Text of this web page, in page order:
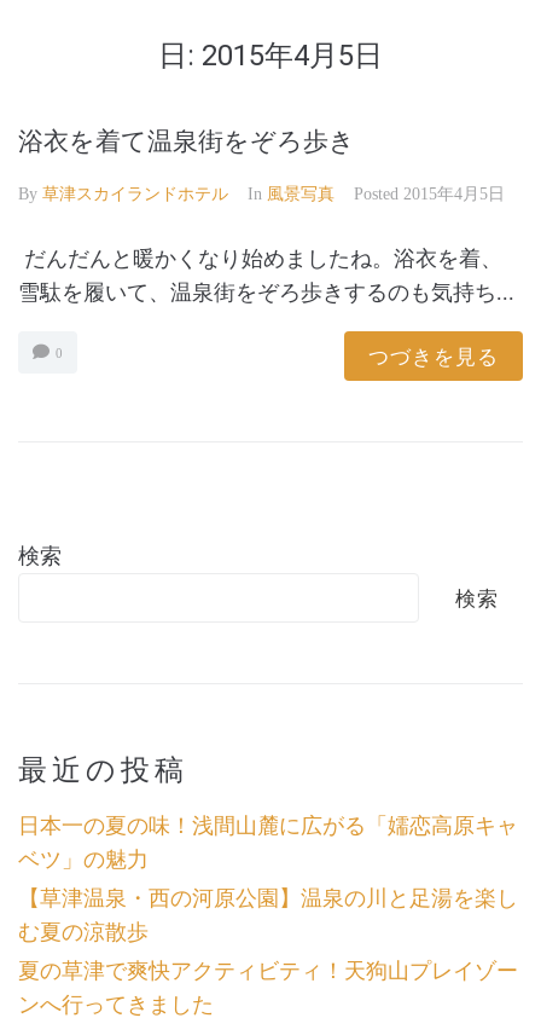
日: 2015年4月5日
浴衣を着て温泉街をぞろ歩き
By 草津スカイランドホテル In 風景写真 Posted 2015年4月5日
だんだんと暖かくなり始めましたね。浴衣を着、
雪駄を履いて、温泉街をぞろ歩きするのも気持ち...
0 つづきを見る
検索
検索
最近の投稿
日本一の夏の味！浅間山麓に広がる「嬬恋高原キャ
ベツ」の魅力
【草津温泉・西の河原公園】温泉の川と足湯を楽し
む夏の涼散歩
夏の草津で爽快アクティビティ！天狗山プレイゾー
ンへ行ってきました